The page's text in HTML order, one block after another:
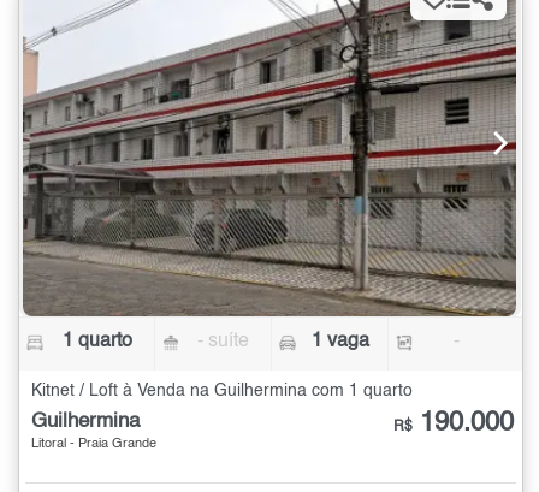
1 quarto - suíte 1 vaga -
Kitnet / Loft à Venda na Guilhermina com 1 quarto
Guilhermina
Litoral - Praia Grande
R$ 190.000